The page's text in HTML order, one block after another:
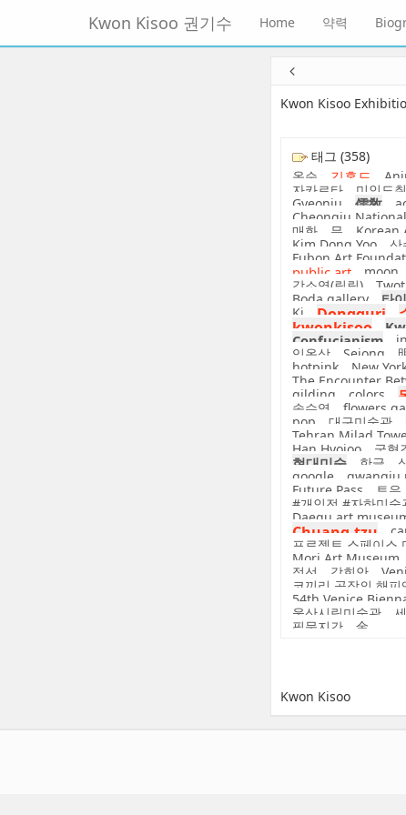
뉴
토
Kwon Kisoo 권기수 Home 약력
Kwon Kisoo
태그 (358)
옥순
김홍도
자카르타 미인도취
Gyeonju 儒敎
Cheongju
매화 무 Korean
Kim Dong Yoo 산
Fubon Art
public art moon
강소영(릴릴)
Boda gallery 타
Ki Dongguri
kwonkisoo
Confucianism
임옥상 Sejong
hotpink New
The Encounter
gilding colors
송수영 flowers
pop 대구미술관
Tehran Milad
Han Hyojoo 국형
현대미술 한글
google gwangju
Future Pass 토우
#개인전 #자하미
Daegu art
Chuang-tzu
프로젝트 스페이스
Mori Art Museum
정선 강희안
코끼리 공장의 해피
54th Venice
울산시립미술관
필묵지간 金
Kwon Kisoo